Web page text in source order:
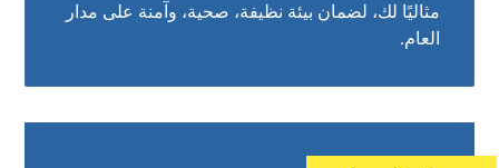
مثاليًا لك، لضمان بيئة نظيفة، صحية، وآمنة على مدار
العام.